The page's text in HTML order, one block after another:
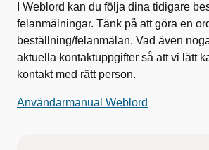
I Weblord kan du följa dina tidigare
felanmälningar. Tänk på att göra en
beställning/felanmälan. Vad även
aktuella kontaktuppgifter så att vi lätt
kontakt med rätt person.
Användarmanual Weblord